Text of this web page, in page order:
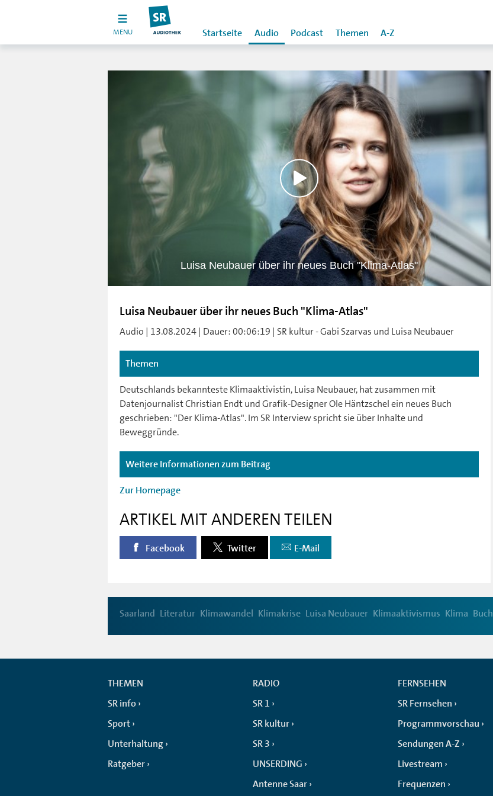
MENU Startseite Audio Podcast Themen A-Z
Luisa Neubauer über ihr neues Buch "Klima-Atlas"
Luisa Neubauer über ihr neues Buch "Klima-Atlas"
Audio | 13.08.2024 | Dauer: 00:06:19 | SR kultur - Gabi Szarvas und Luisa Neubauer
Themen
Deutschlands bekannteste Klimaaktivistin, Luisa Neubauer, hat zusammen mit
Datenjournalist Christian Endt und Grafik-Designer Ole Häntzschel ein neues Buch
geschrieben: "Der Klima-Atlas". Im SR Interview spricht sie über Inhalte und
Beweggründe.
Weitere Informationen zum Beitrag
Zur Homepage
ARTIKEL MIT ANDEREN TEILEN
Facebook Twitter E-Mail
Saarland Literatur Klimawandel Klimakrise Luisa Neubauer Klimaaktivismus Klima Buch
THEMEN
SR info
Sport
Unterhaltung
Ratgeber
RADIO
SR 1
SR kultur
SR 3
UNSERDING
Antenne Saar
FERNSEHEN
SR Fernsehen
Programmvorschau
Sendungen A-Z
Livestream
Frequenzen